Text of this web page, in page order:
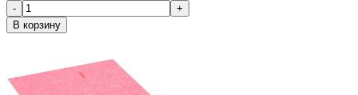
-
+
В корзину